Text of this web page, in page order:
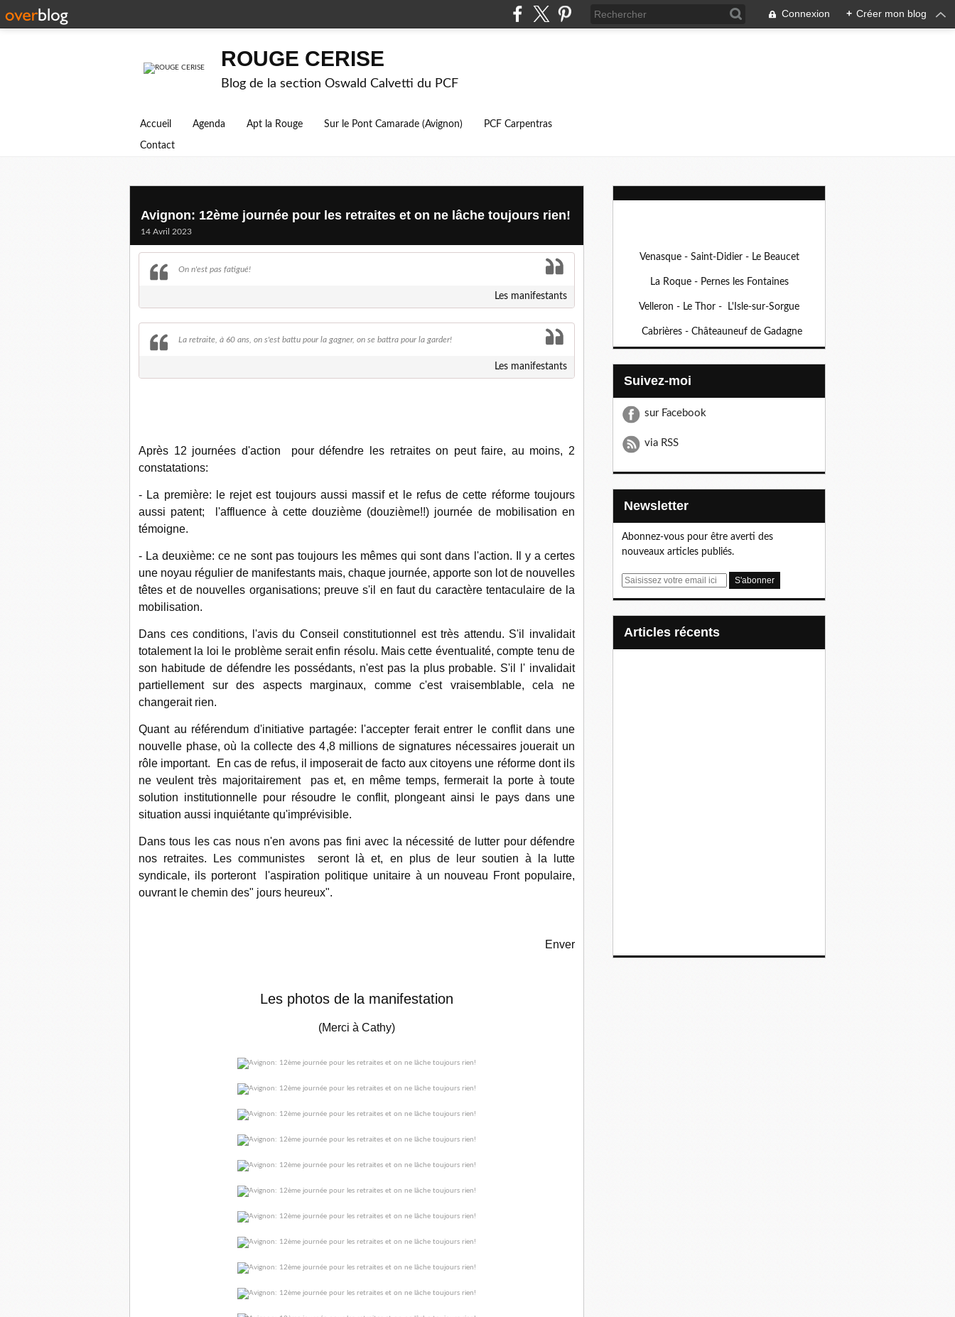
Connexion + Créer mon blog
ROUGE CERISE
Blog de la section Oswald Calvetti du PCF
Accueil Agenda Apt la Rouge Sur le Pont Camarade (Avignon) PCF Carpentras
Contact
Avignon: 12ème journée pour les retraites et on ne lâche toujours rien!
14 Avril 2023
On n'est pas fatigué!
Les manifestants
La retraite, à 60 ans, on s'est battu pour la gagner, on se battra pour la garder!
Les manifestants
Après 12 journées d'action pour défendre les retraites on peut faire, au moins, 2
constatations:
- La première: le rejet est toujours aussi massif et le refus de cette réforme toujours
aussi patent; l'affluence à cette douzième (douzième!!) journée de mobilisation en
témoigne.
- La deuxième: ce ne sont pas toujours les mêmes qui sont dans l'action. Il y a certes
une noyau régulier de manifestants mais, chaque journée, apporte son lot de nouvelles
têtes et de nouvelles organisations; preuve s'il en faut du caractère tentaculaire de la
mobilisation.
Dans ces conditions, l'avis du Conseil constitutionnel est très attendu. S'il invalidait
totalement la loi le problème serait enfin résolu. Mais cette éventualité, compte tenu de
son habitude de défendre les possédants, n'est pas la plus probable. S'il l' invalidait
partiellement sur des aspects marginaux, comme c'est vraisemblable, cela ne
changerait rien.
Quant au référendum d'initiative partagée: l'accepter ferait entrer le conflit dans une
nouvelle phase, où la collecte des 4,8 millions de signatures nécessaires jouerait un
rôle important. En cas de refus, il imposerait de facto aux citoyens une réforme dont ils
ne veulent très majoritairement pas et, en même temps, fermerait la porte à toute
solution institutionnelle pour résoudre le conflit, plongeant ainsi le pays dans une
situation aussi inquiétante qu'imprévisible.
Dans tous les cas nous n'en avons pas fini avec la nécessité de lutter pour défendre
nos retraites. Les communistes seront là et, en plus de leur soutien à la lutte
syndicale, ils porteront l'aspiration politique unitaire à un nouveau Front populaire,
ouvrant le chemin des" jours heureux".
Enver
Les photos de la manifestation
(Merci à Cathy)
Venasque - Saint-Didier - Le Beaucet
La Roque - Pernes les Fontaines
Velleron - Le Thor - L'Isle-sur-Sorgue
Cabrières - Châteauneuf de Gadagne
Suivez-moi
sur Facebook
via RSS
Newsletter
Abonnez-vous pour être averti des
nouveaux articles publiés.
E
articles récents